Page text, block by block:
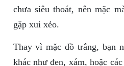
chưa siêu thoát, nên mặc
gặp xui xẻo.
Thay vì mặc đồ trắng, bạn
khác như đen, xám, hoặc